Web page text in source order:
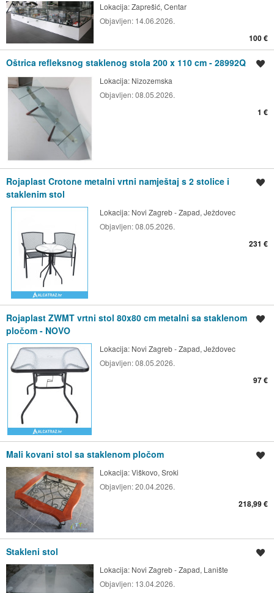
Lokacija:Zaprešić, Centar
Objavljen: 14.06.2026.
100 €
Oštrica refleksnog staklenog stola 200 x 110 cm - 28992Q
Lokacija: Nizozemska
Objavljen:08.05.2026.
1 €
Rojaplast Crotone metalni vrtni namještaj s 2 stolice i
staklenim stol
Lokacija: Novi Zagreb - Zapad, Ježdovec
Objavljen:08.05.2026.
231 €
Rojaplast ZWMT vrtni stol 80x80 cm metalni sa staklenom
pločom - NOVO
Lokacija: Novi Zagreb - Zapad, Ježdovec
Objavljen:08.05.2026.
97 €
Mali kovani stol sa staklenom pločom
Lokacija:Viškovo, Sroki
Objavljen:20.04.2026.
218,99 €
Stakleni stol
Lokacija: Novi Zagreb - Zapad, Lanište
Objavljen: 13.04.2026.